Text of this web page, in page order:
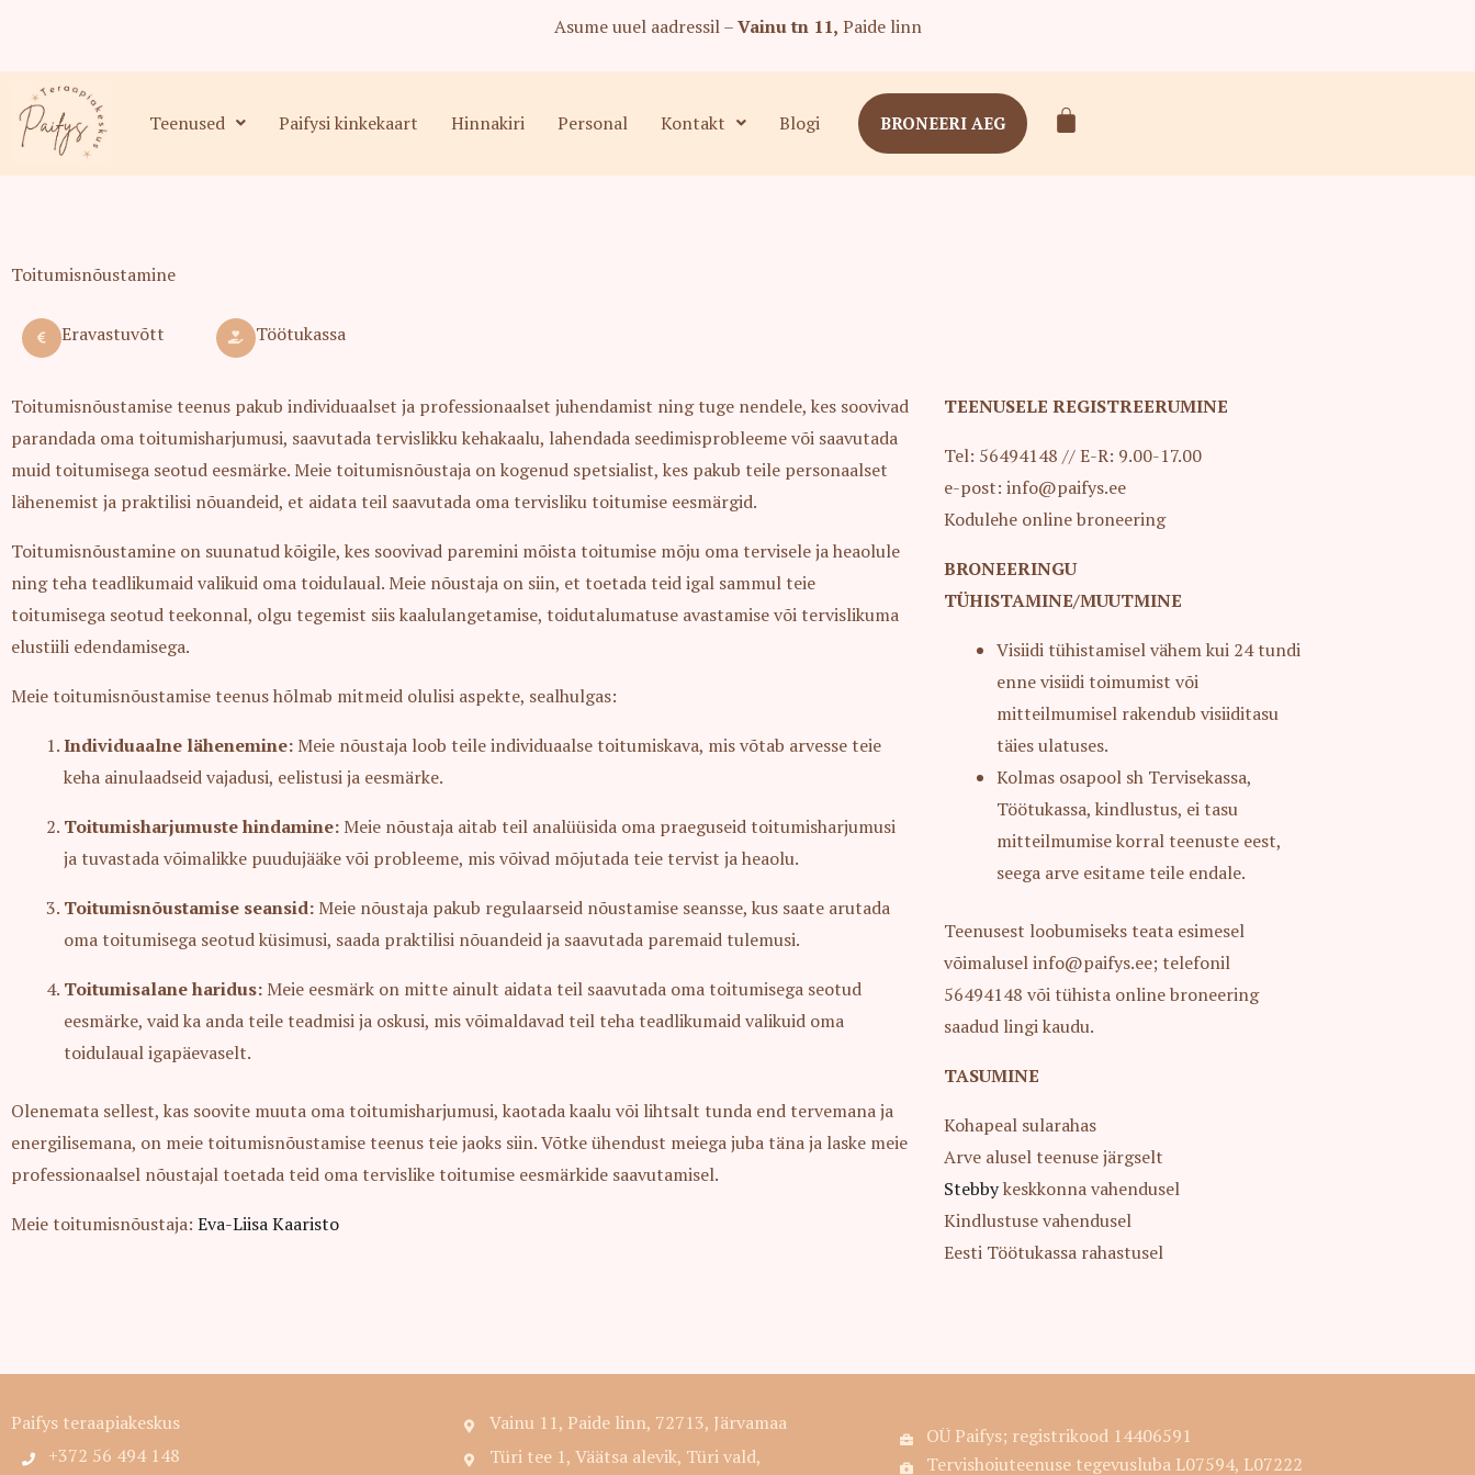
content
Asume uuel aadressil –Vainu tn 11, Paide linn
Teenused Paifysi kinkekaart Hinnakiri Personal Kontakt Blogi BRONEERI AEG
Toitumisnõustamine
Eravastuvõtt Töötukassa
Toitumisnõustamise teenus pakub individuaalset ja professionaalset juhendamist ning tuge nendele, kes soovivad
parandada oma toitumisharjumusi, saavutada tervislikku kehakaalu, lahendada seedimisprobleeme või saavutada
muid toitumisega seotud eesmärke. Meie toitumisnõustaja on kogenud spetsialist, kes pakub teile personaalset
lähenemist ja praktilisi nõuandeid, et aidata teil saavutada oma tervisliku toitumise eesmärgid.
Toitumisnõustamine on suunatud kõigile, kes soovivad paremini mõista toitumise mõju oma tervisele ja heaolule
ning teha teadlikumaid valikuid oma toidulaual. Meie nõustaja on siin, et toetada teid igal sammul teie
toitumisega seotud teekonnal, olgu tegemist siis kaalulangetamise, toidutalumatuse avastamise või tervislikuma
elustiili edendamisega.
Meie toitumisnõustamise teenus hõlmab mitmeid olulisi aspekte, sealhulgas:
Individuaalne lähenemine: Meie nõustaja loob teile individuaalse toitumiskava, mis võtab arvesse teie
keha ainulaadseid vajadusi, eelistusi ja eesmärke.
Toitumisharjumuste hindamine: Meie nõustaja aitab teil analüüsida oma praeguseid toitumisharjumusi
ja tuvastada võimalikke puudujääke või probleeme, mis võivad mõjutada teie tervist ja heaolu.
Toitumisnõustamise seansid: Meie nõustaja pakub regulaarseid nõustamise seansse, kus saate arutada
oma toitumisega seotud küsimusi, saada praktilisi nõuandeid ja saavutada paremaid tulemusi.
Toitumisalane haridus: Meie eesmärk on mitte ainult aidata teil saavutada oma toitumisega seotud
eesmärke, vaid ka anda teile teadmisi ja oskusi, mis võimaldavad teil teha teadlikumaid valikuid oma
toidulaual igapäevaselt.
Olenemata sellest, kas soovite muuta oma toitumisharjumusi, kaotada kaalu või lihtsalt tunda end tervemana ja
energilisemana, on meie toitumisnõustamise teenus teie jaoks siin. Võtke ühendust meiega juba täna ja laske meie
professionaalsel nõustajal toetada teid oma tervislike toitumise eesmärkide saavutamisel.
Meie toitumisnõustaja: Eva-Liisa Kaaristo
TEENUSELE REGISTREERUMINE
Tel: 56494148 // E-R: 9.00-17.00
e-post: info@paifys.ee
Kodulehe online broneering
BRONEERINGU
TÜHISTAMINE/MUUTMINE
Visiidi tühistamisel vähem kui 24 tundi
enne visiidi toimumist või
mitteilmumisel rakendub visiiditasu
täies ulatuses.
Kolmas osapool sh Tervisekassa,
Töötukassa, kindlustus, ei tasu
mitteilmumise korral teenuste eest,
seega arve esitame teile endale.
Teenusest loobumiseks teata esimesel
võimalusel info@paifys.ee; telefonil
56494148 või tühista online broneering
saadud lingi kaudu.
TASUMINE
Kohapeal sularahas
Arve alusel teenuse järgselt
Stebbykeskkonna vahendusel
Kindlustuse vahendusel
Eesti Töötukassa rahastusel
Paifys teraapiakeskus
+372 56 494 148
Vainu 11, Paide linn, 72713, Järvamaa
Türi tee 1, Väätsa alevik, Türi vald,
OÜ Paifys; registrikood 14406591
Tervishoiuteenuse tegevusluba L07594, L07222